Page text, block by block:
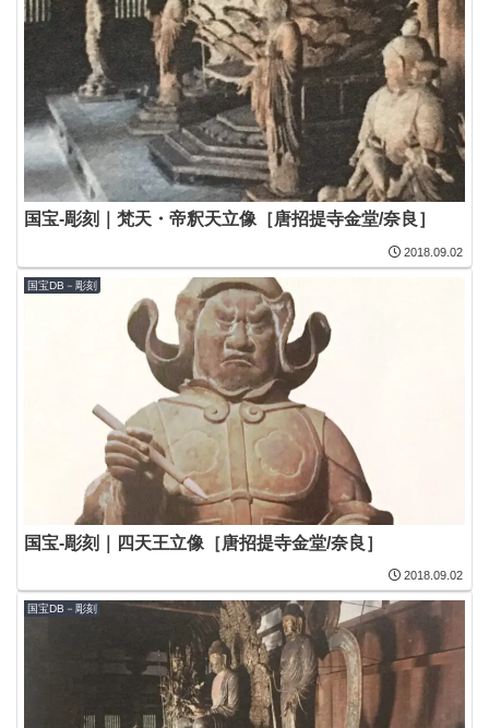
国宝-彫刻｜梵天・帝釈天立像［唐招提寺金堂/奈良］
2018.09.02
国宝DB－彫刻
国宝-彫刻｜四天王立像［唐招提寺金堂/奈良］
2018.09.02
国宝DB－彫刻